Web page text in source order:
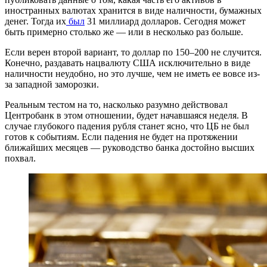
иностранных валютах хранится в виде наличности, бумажных
денег. Тогда их был 31 миллиард долларов. Сегодня может
быть примерно столько же — или в несколько раз больше.
Если верен второй вариант, то доллар по 150–200 не случится.
Конечно, раздавать нацвалюту США исключительно в виде
наличности неудобно, но это лучше, чем не иметь ее вовсе из-
за западной заморозки.
Реальным тестом на то, насколько разумно действовал
Центробанк в этом отношении, будет начавшаяся неделя. В
случае глубокого падения рубля станет ясно, что ЦБ не был
готов к событиям. Если падения не будет на протяжении
ближайших месяцев — руководство банка достойно высших
похвал.